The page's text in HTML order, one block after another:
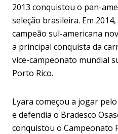
2013 conquistou o pan-
seleção brasileira. Em
campeão sul-americana
a principal conquista da
vice-campeonato mundial
Porto Rico.
Lyara começou a jogar
e defendia o Bradesco
conquistou o Campeonato